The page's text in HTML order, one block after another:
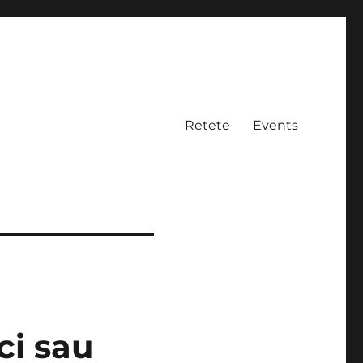
Retete Events
sau